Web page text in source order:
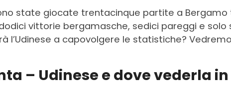
state giocate trentacinque partite a Bergamo
vittorie bergamasche, sedici pareggi e solo
l’Udinese a capovolgere le statistiche?
– Udinese e dove vederla